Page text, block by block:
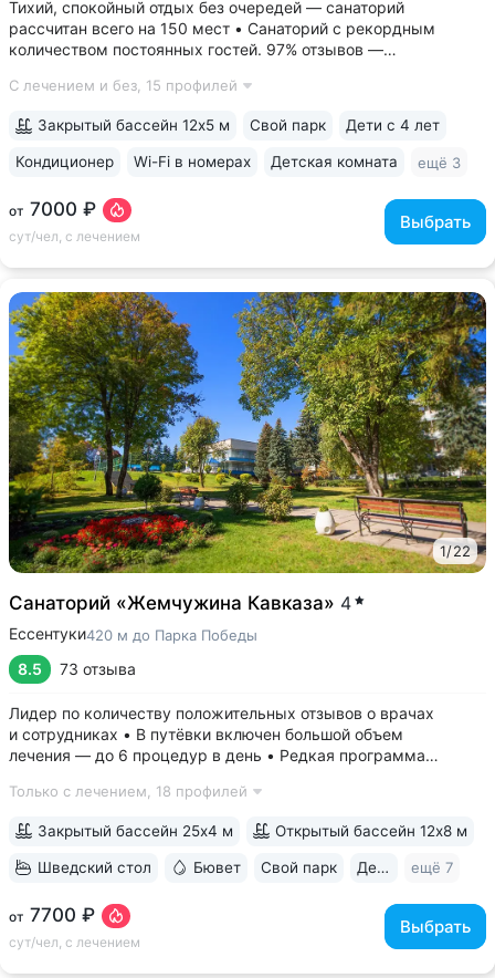
Тихий, спокойный отдых без очередей — санаторий
рассчитан всего на 150 мест • Санаторий с рекордным
количеством постоянных гостей. 97% отзывов —
до Грязелечебницы им. Семашко и бюветов минеральной
С лечением и без, 15 профилей
от 7000 ₽
сут/чел, с лечением
Выбрать
Закрытый бассейн 12х5 м Свой парк Дети с 4 лет
Кондиционер Wi-Fi в номерах Детская комната ещё 3
1/22
Санаторий «Жемчужина Кавказа» 4
Ессентуки420 м до Парка Победы
8.5 73 отзыва
Лидер по количеству положительных отзывов о врачах
и сотрудниках • В путёвки включен большой объем
лечения — до 6 процедур в день • Редкая программа
и эндокринолога, комплекс анализов и УЗИ, процедуры,
Только с лечением, 18 профилей
от 7700 ₽
сут/чел, с лечением
Выбрать
Закрытый бассейн 25х4 м Открытый бассейн 12х8 м
Шведский стол Бювет Свой парк Дети с 0 лет ещё 7